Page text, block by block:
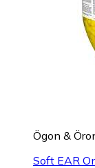
Ögon &
Soft EAR